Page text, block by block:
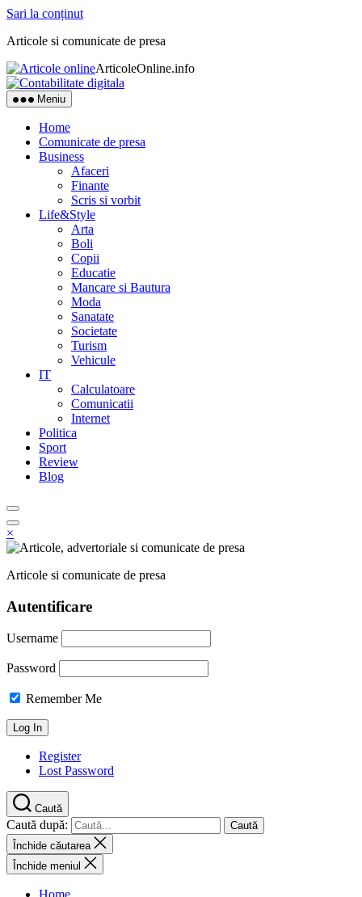
Sari la conținut
Articole si comunicate de presa
ArticoleOnline.info
Meniu
Home
Comunicate de presa
Business
Afaceri
Finante
Scris si vorbit
Life&Style
Arta
Boli
Copii
Educatie
Mancare si Bautura
Moda
Sanatate
Societate
Turism
Vehicule
IT
Calculatoare
Comunicatii
Internet
Politica
Sport
Review
Blog
×
Articole si comunicate de presa
Autentificare
Username
Password
Remember Me
Register
Lost Password
Caută
Caută după:
Închide căutarea
Închide meniul